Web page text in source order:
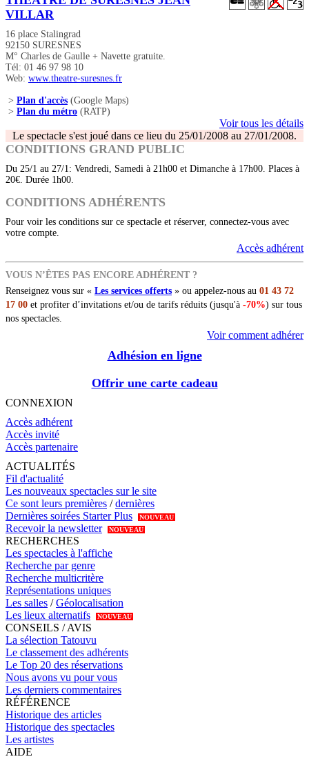
VILLAR
16 place Stalingrad
92150 SURESNES
M° Charles de Gaulle + Navette gratuite.
Tél: 01 46 97 98 10
Web: www.theatre-suresnes.fr
> Plan d'accès (Google Maps)
> Plan du métro (RATP)
Voir tous les détails
Le spectacle s'est joué dans ce lieu du 25/01/2008 au 27/01/2008.
CONDITIONS GRAND PUBLIC
Du 25/1 au 27/1: Vendredi, Samedi à 21h00 et Dimanche à 17h00. Places à
20€. Durée 1h00.
CONDITIONS ADHÉRENTS
Pour voir les conditions sur ce spectacle et réserver, connectez-vous avec
votre compte.
Accès adhérent
VOUS N’ÊTES PAS ENCORE ADHÉRENT ?
Renseignez vous sur « Les services offerts » ou appelez-nous au 01 43 72
17 00 et profiter d’invitations et/ou de tarifs réduits (jusqu'à -70%) sur tous
nos spectacles.
Voir comment adhérer
Adhésion en ligne
Offrir une carte cadeau
CONNEXION
Accès adhérent
Accès invité
Accès partenaire
ACTUALITÉS
Fil d'actualité
Les nouveaux spectacles sur le site
Ce sont leurs premières /dernières
Dernières soirées Starter Plus
NOUVEAU
Recevoir la newsletter NOUVEAU
RECHERCHES
Les spectacles à l'affiche
Recherche par genre
Recherche multicritère
Représentations uniques
Les salles /Géolocalisation
Les lieux alternatifs
NOUVEAU
CONSEILS / AVIS
La sélection Tatouvu
Le classement des adhérents
Le Top 20 des réservations
Nous avons vu pour vous
Les derniers commentaires
RÉFÉRENCE
Historique des articles
Historique des spectacles
Les artistes
AIDE